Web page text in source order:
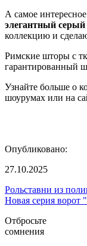
А самое
элегантный серый
коллекцию и
Римские шторы с
гарантированный
Узнайте больше о
шоурумах или на
Опубликовано:
27.10.2025
Рольставни из
Новая серия ворот
Отбросьте
сомнения